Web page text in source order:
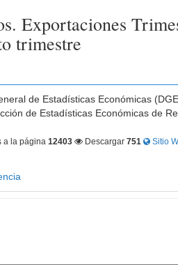
Exportaciones
trimestre
de Estadísticas Económicas
de Estadísticas Económicas de
a la página12403 Descargar751
Sitio